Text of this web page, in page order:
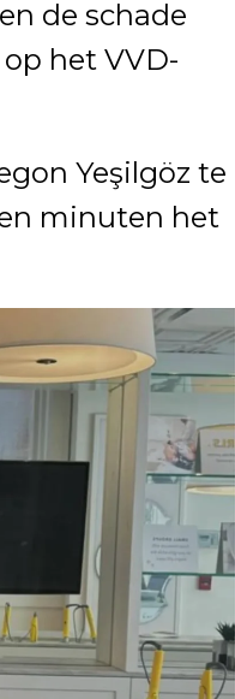
de schade
het VVD-
Yeşilgöz te
minuten het